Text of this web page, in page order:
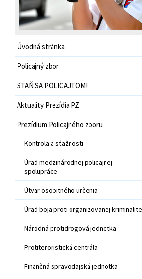
Úvodná stránka
Policajný zbor
STAŇ SA POLICAJTOM!
Aktuality Prezídia PZ
Prezídium Policajného zboru
Kontrola a sťažnosti
Úrad medzinárodnej policajnej
spolupráce
Útvar osobitného určenia
Úrad boja proti organizovanej kriminalite
Národná protidrogová jednotka
Protiteroristická centrála
Finančná spravodajská jednotka